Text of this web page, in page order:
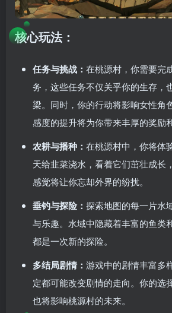
核心玩法：
任务与挑战： 在桃源村，你需要完
务，这些任务不仅关乎你的生存，
梁。同时，你的行动将影响女性角
感度的提升将为你带来丰厚的奖励
农耕与播种： 在桃源村中，你将体
天给韭菜浇水，看着它们茁壮成长
感觉将让你忘却外界的纷扰。
垂钓与探险： 探索地图的每一片水
与乐趣。水域中隐藏着丰富的鱼类
都是一次新的探险。
多结局剧情： 游戏中的剧情丰富多
定都可能改变剧情的走向。你的选
也将影响桃源村的未来。